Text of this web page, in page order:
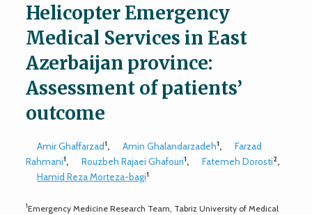
Helicopter Emergency
Medical Services in East
Azerbaijan province:
Assessment of patients’
outcome
Amir Ghaffarzad1, Amin Ghalandarzadeh1,
Farzad
Rahmani1, Rouzbeh Rajaei Ghafouri1, Fatemeh Dorosti2,
Hamid Reza Morteza-bagi1
1Emergency Medicine Research Team, Tabriz University of Medical